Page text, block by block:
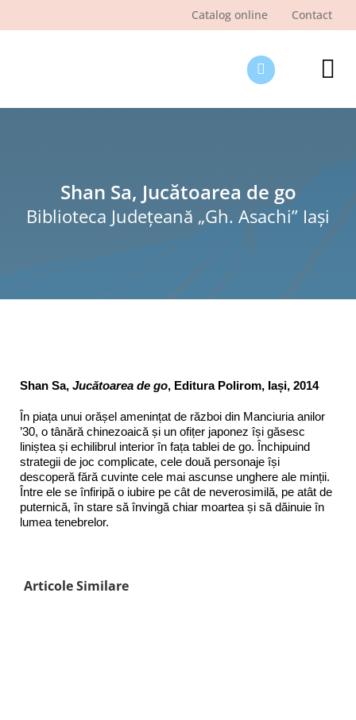
Catalog online Contact
Shan Sa, Jucătoarea de go
Biblioteca Judeţeană „Gh. Asachi” Iaşi
Shan Sa, Jucătoarea de go, Editura Polirom, Iași, 2014
În piața unui orășel amenințat de război din Manciuria anilor
’30, o tânără chinezoaică și un ofițer japonez își găsesc
liniștea și echilibrul interior în fața tablei de go. Închipuind
strategii de joc complicate, cele două personaje își
descoperă fără cuvinte cele mai ascunse unghere ale minții.
Între ele se înfiripă o iubire pe cât de neverosimilă, pe atât de
puternică, în stare să învingă chiar moartea și să dăinuie în
lumea tenebrelor.
Articole Similare